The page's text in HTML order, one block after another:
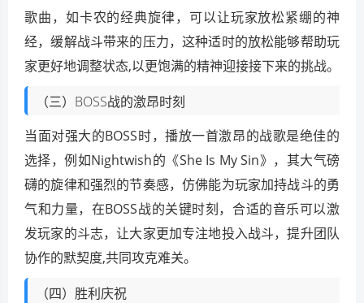
歌曲，如卡农的经典旋律，可以让玩家放松紧绷的神
经，缓解战斗带来的压力，这种适时的放松能够帮助玩
家更好地调整状态,以更饱满的精神迎接接下来的挑战。
（三）BOSS战的激昂时刻
当面对强大的BOSS时，播放一首激昂的战歌是绝佳的
选择，例如Nightwish的《She Is My Sin》，其大气磅
礴的旋律和强烈的节奏感，仿佛能为玩家加持战斗的勇
气和力量，在BOSS战的关键时刻，合适的音乐可以激
发玩家的斗志，让大家更加专注地投入战斗，提升团队
协作的默契度,共同攻克难关。
（四）胜利庆祝